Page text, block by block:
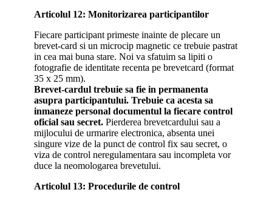
Articolul 12: Monitorizarea participantilor
Fiecare participant primeste inainte de plecare un
brevet-card si un microcip magnetic ce trebuie pastrat
in cea mai buna stare. Noi va sfatuim sa lipiti o
fotografie de identitate recenta pe brevetcard (format
35 x 25 mm).
Brevet-cardul trebuie sa fie in permanenta
asupra participantului. Trebuie ca acesta sa
inmaneze personal documentul la fiecare control
oficial sau secret. Pierderea brevetcardului sau a
mijlocului de urmarire electronica, absenta unei
singure vize de la punct de control fix sau secret, o
viza de control neregulamentara sau incompleta vor
duce la neomologarea brevetului.
Articolul 13: Procedurile de control